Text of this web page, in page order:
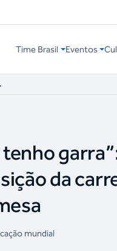
Time Brasil Eventos
da
mundial